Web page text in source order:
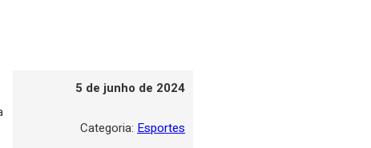
5 de junho de 2024
Categoria: Esportes